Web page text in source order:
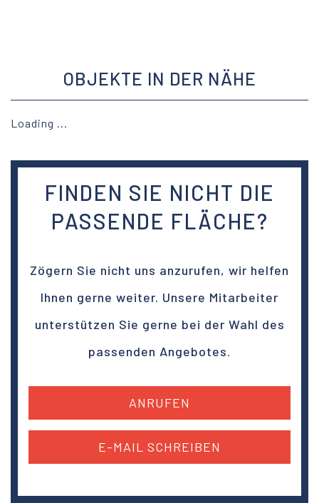
OBJEKTE IN DER NÄHE
Loading ...
FINDEN SIE NICHT DIE
PASSENDE FLÄCHE?
Zögern Sie nicht uns anzurufen, wir helfen
Ihnen gerne weiter. Unsere Mitarbeiter
unterstützen Sie gerne bei der Wahl des
passenden Angebotes.
ANRUFEN
E-MAIL SCHREIBEN